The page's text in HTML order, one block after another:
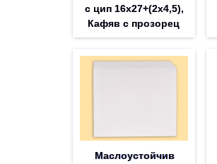
с цип 16х27+(2х4,5),
Кафяв с прозорец
Маслоустойчив